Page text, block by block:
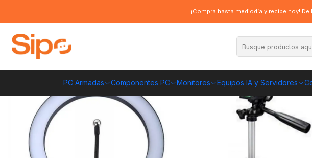
PC Armadas Componentes PC Monitores Equipos IA y Servidores
¡Compra hasta mediodía y recibe hoy!
Kit 2 en 1: Aro Luz Led 26cm + trípode ligero 3110